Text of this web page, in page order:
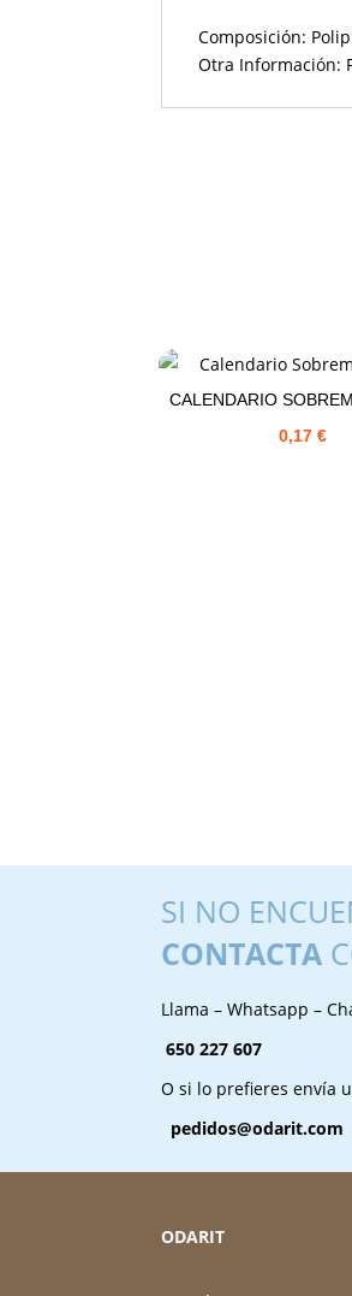
Composición:
Otra Información:
CALENDARIO
0,17 €
SI NO
CONTACTA
Llama – Whatsapp –
650 227 607
O si lo prefieres envía
pedidos@odarit.com
ODARIT